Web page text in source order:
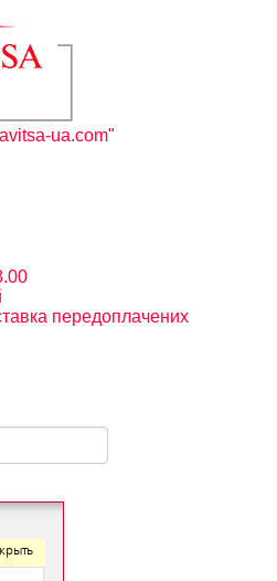
ua.com"
передоплачених